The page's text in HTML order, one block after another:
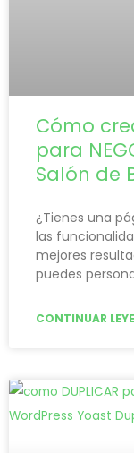
Cómo
para
Salón de
¿Tienes una
las
mejores
puedes
CONTINUAR